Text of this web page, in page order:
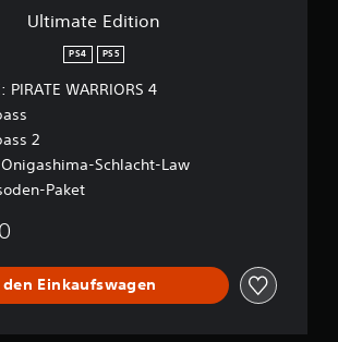
Ultimate Edition
PS4 PS5
PIRATE WARRIORS 4
2
Schlacht-Law
Paket
den Einkaufswagen